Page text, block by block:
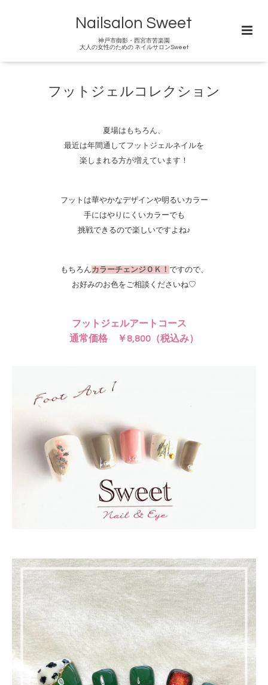
Nailsalon Sweet
神戸市御影・西宮市苦楽園
大人の女性のための ネイルサロンSweet
フットジェルコレクション
夏場はもちろん、
最近は年間通してフットジェルネイルを
楽しまれる方が増えています！
フットは華やかなデザインや明るいカラー
手にはやりにくいカラーでも
挑戦できるので楽しいですよね♪
もちろんカラーチェンジＯＫ ！ ですので、
お好みのお色をご相談くださいね♡
フットジェルアートコース
通常価格 ￥8,800 （税込み）